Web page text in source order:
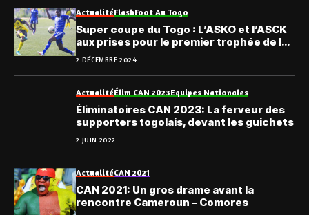
ActualitéFlashFoot Au Togo
Super coupe du Togo : L’ASKO et l’ASCK
aux prises pour le premier trophée de la
saison
2 DÉCEMBRE 2024
ActualitéÉlim CAN 2023Equipes Nationales
Éliminatoires CAN 2023: La ferveur des
supporters togolais, devant les guichets
2 JUIN 2022
ActualitéCAN 2021
CAN 2021: Un gros drame avant la
rencontre Cameroun – Comores